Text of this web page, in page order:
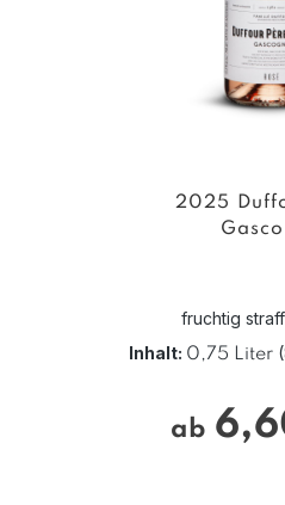
2025
fruchtig
Inhalt: 0,75 Liter
ab